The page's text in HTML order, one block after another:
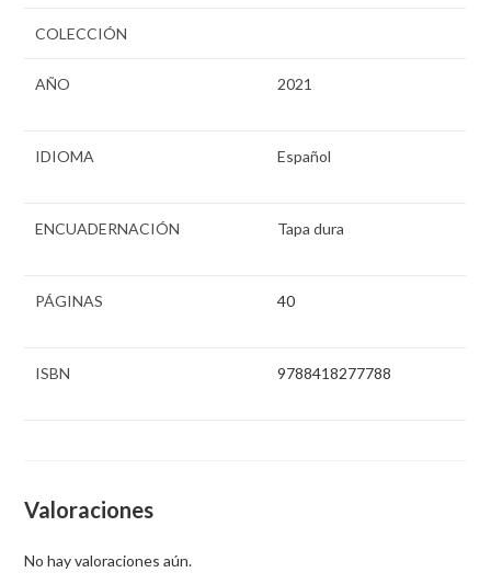
COLECCIÓN
AÑO 2021
IDIOMA Español
ENCUADERNACIÓN Tapa dura
PÁGINAS 40
ISBN 9788418277788
Valoraciones
No hay valoraciones aún.